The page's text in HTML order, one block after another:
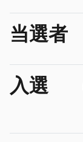
当選者
入選